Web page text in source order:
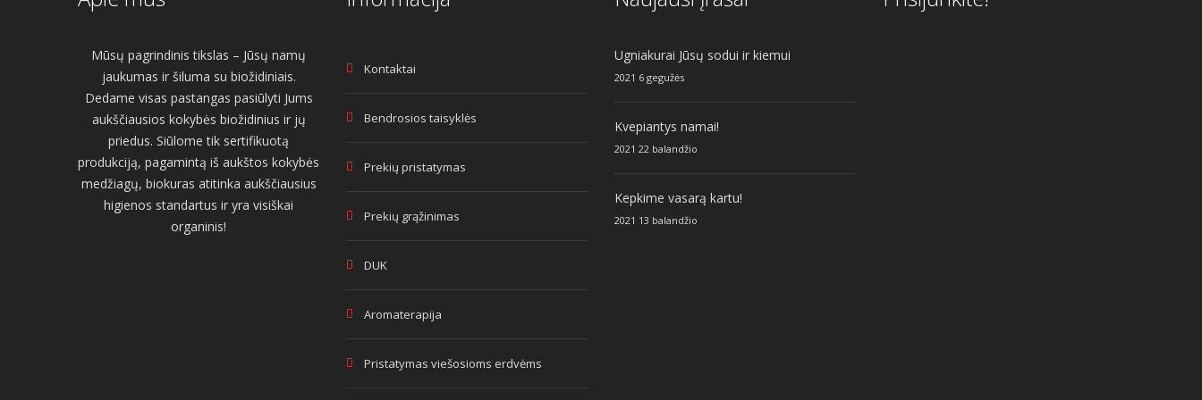
Mūsų pagrindinis tikslas – Jūsų namų
jaukumas ir šiluma su biožidiniais.
Dedame visas pastangas pasiūlyti Jums
aukščiausios kokybės biožidinius ir jų
priedus. Siūlome tik sertifikuotą
produkciją, pagamintą iš aukštos kokybės
medžiagų, biokuras atitinka aukščiausius
higienos standartus ir yra visiškai
organinis!
Kontaktai
Bendrosios taisyklės
Prekių pristatymas
Prekių grąžinimas
DUK
Aromaterapija
Pristatymas viešosioms erdvėms
Ugniakurai Jūsų sodui ir kiemui
2021 6 gegužės
Kvepiantys namai!
2021 22 balandžio
Kepkime vasarą kartu!
2021 13 balandžio